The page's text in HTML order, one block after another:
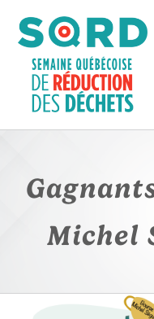
contenu
Michel